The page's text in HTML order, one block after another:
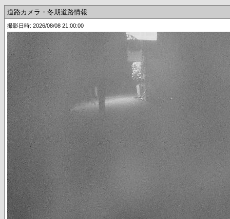
道路カメラ・冬期道路情報
撮影日時: 2026/08/08 21:00:00